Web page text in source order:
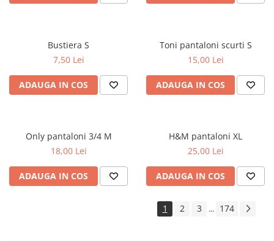
Bustiera S
7,50 Lei
ADAUGA IN COS
Toni pantaloni scurti S
15,00 Lei
ADAUGA IN COS
Only pantaloni 3/4 M
18,00 Lei
ADAUGA IN COS
H&M pantaloni XL
25,00 Lei
ADAUGA IN COS
1 2 3 ... 174